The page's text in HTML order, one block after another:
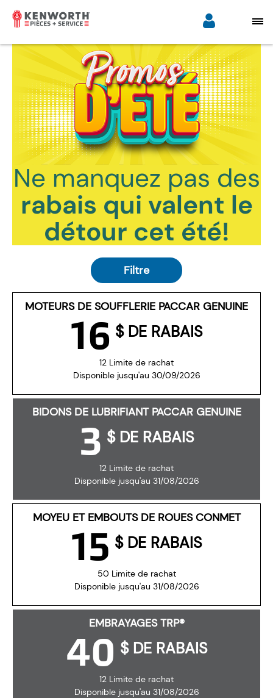
Ne manquez pas des
rabais qui valent le
détour cet été!
Filtre
MOTEURS DE SOUFFLERIE PACCAR GENUINE
12 Limite de rachat
Disponible jusqu'au 30/09/2026
16 $ DE RABAIS
BIDONS DE LUBRIFIANT PACCAR GENUINE
12 Limite de rachat
Disponible jusqu'au 31/08/2026
3 $ DE RABAIS
MOYEU ET EMBOUTS DE ROUES CONMET
50 Limite de rachat
Disponible jusqu'au 31/08/2026
15 $ DE RABAIS
EMBRAYAGES TRP®
12 Limite de rachat
Disponible jusqu'au 31/08/2026
40 $ DE RABAIS